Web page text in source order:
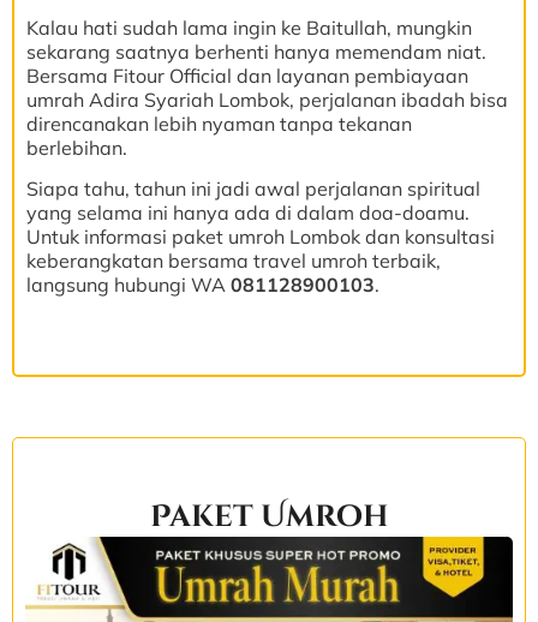
Kalau hati sudah lama ingin ke Baitullah, mungkin
sekarang saatnya berhenti hanya memendam niat.
Bersama Fitour Official dan layanan pembiayaan
umrah Adira Syariah Lombok, perjalanan ibadah bisa
direncanakan lebih nyaman tanpa tekanan
berlebihan.
Siapa tahu, tahun ini jadi awal perjalanan spiritual
yang selama ini hanya ada di dalam doa-doamu.
Untuk informasi paket umroh Lombok dan konsultasi
keberangkatan bersama travel umroh terbaik,
langsung hubungi WA 081128900103.
Paket Umroh